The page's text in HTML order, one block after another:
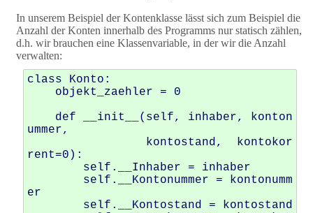
In unserem Beispiel der Kontenklasse lässt sich zum Beispiel die
Anzahl der Konten innerhalb des Programms nur statisch zählen,
d.h. wir brauchen eine Klassenvariable, in der wir die Anzahl
verwalten:
class Konto:
ummer,
rent=0):
er